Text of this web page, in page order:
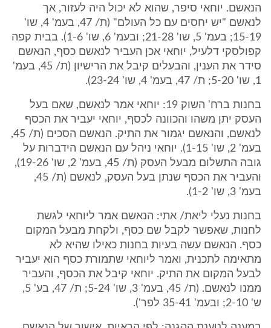
הנאשם. יוחאי סיפר, שהוא לא יכול היה לעזור, אך
לנאשם "יש יחסים עם כל העולם" (ת/ 47, בעמ' 4, שו'
15-19; בעמ' 5, שו' 21-28; ובעמ' 6, שו' 1-6). בבית קפה
קפולסקי דלעיל, יוחאי אכן העביר לנאשם כסף, הנאשם
סידר את הענין, והבעלים קיבל את הרישיון (ת/ 45, בעמ'
1, שו' 5-20; ת/ 47, בעמ' 4, שו' 23-24).
בחנות ברח' השוק 19: יוחאי אמר לנאשם, שאם בעל
העסק יתן משהו והכוונה לכסף, יוחאי יעביר את הכסף
לנאשם, והנאשם יגמור את התיק. הנאשם הסכים (ת/ 45,
בעמ' 2, שו' 1-15). יוחאי ניהל עם הנאשם הידברות על
גובה התשלום מבעל העסק (ת/ 45, בעמ' 2, שו' 19-26),
והעביר את הכסף שנתן בעל העסק, לנאשם (ת/ 45,
בעמ' 3, שו' 1-2).
בחנות נעלי ליאת/ אתי: הנאשם אמר ליוחאי לגשת
לחנות, שאפשר לקבל שם כסף, ולקחת מבעל המקום
כסף. הנאשם עשה בעיות בחנות כאילו שהיא לא
מתאימה לתכנית, ואמר ליוחאי שתמורת כסף הוא יעביר
לבעל המקום את התיק. יוחאי קיבל את הכסף, והעביר
ממנו לנאשם. (ת/ 45, בעמ' 3, שו' 5-24; ת/ 47, בע' 5,
ש' 2-10; ובעמ' 35-41 לפר').